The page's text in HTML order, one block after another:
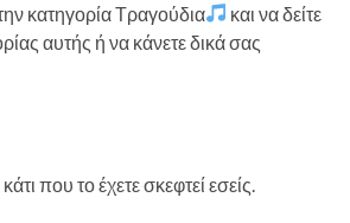
κατηγορία Τραγούδια
και να δείτε
αυτής ή να κάνετε δικά σας
που το έχετε σκεφτεί εσείς.